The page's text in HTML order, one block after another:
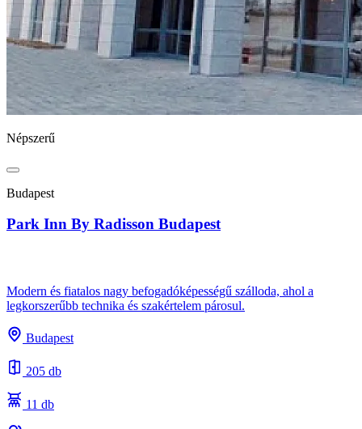
Népszerű
Budapest
Park Inn By Radisson Budapest
Modern és fiatalos nagy befogadóképességű szálloda, ahol a
legkorszerűbb technika és szakértelem párosul.
Budapest
205 db
11 db